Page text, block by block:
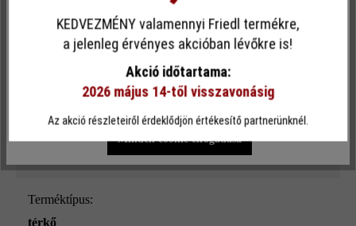
gránitszürke árnyalt
Terhelhetőség:
Terméktípus:
térkő
Ez a webhely cookie-kat használ, hogy a lehető legjobb
funkcionalitást kínálja Önnek...További információ
Egyéni beállítások Csak funkcionális cookie elfogadása
Minden cookie elfogadása
KEDVEZMÉNY valamennyi Friedl termékre,
a jelenleg érvényes akcióban lévőkre is!
Akció időtartama:
2026 május 14-től visszavonásig
Az akció részleteiről érdeklődjön értékesítő partnerünknél.